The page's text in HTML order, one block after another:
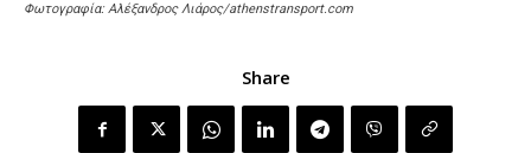
Φωτογραφία: Αλέξανδρος Λιάρος/athenstransport.com
Share